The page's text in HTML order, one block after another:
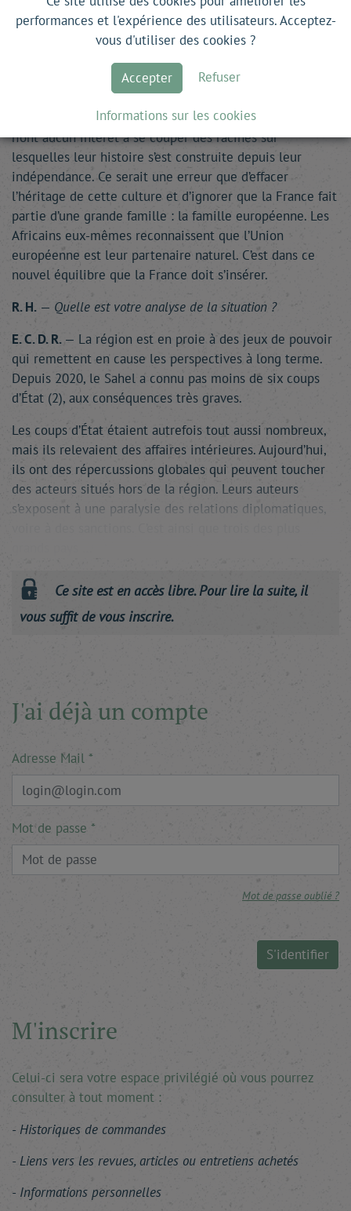
—La France a-t-elle un réel avenir dans le Sahel ?
— Comme je viens de le dire, la coopération n’a
jamais cessé. Des centaines d’ONG françaises sont
encore présentes sur place et continuent de travailler
malgré les difficultés. Ces pays restent imprégnés de
culture française. Il faut leur faire comprendre qu’ils
n’ont aucun intérêt à se couper des racines sur
lesquelles leur histoire s’est construite depuis leur
indépendance. Ce serait une erreur que d’effacer
l’héritage de cette culture et d’ignorer que la France fait
partie d’une grande famille : la famille européenne. Les
Africains eux-mêmes reconnaissent que l’Union
européenne est leur partenaire naturel. C’est dans ce
nouvel équilibre que la France doit s’insérer.
R. H. — Quelle est votre analyse de la situation ?
E. C. D. R. — La région est en proie à des jeux de pouvoir
qui remettent en cause les perspectives à long terme.
Depuis 2020, le Sahel a connu pas moins de six coups
d’État (2), aux conséquences très graves.
Les coups d’État étaient autrefois tout aussi nombreux,
mais ils relevaient des affaires intérieures. Aujourd’hui,
ils ont des répercussions globales qui peuvent toucher
des acteurs situés hors de la région. Leurs auteurs
s’exposent à une paralysie des relations diplomatiques,
Ce site est en accès libre. Pour lire la suite, il
vous suffit de vous inscrire.
J'ai déjà un compte
Adresse Mail
Mot de passe
Mot de passe oublié ?
S'identifier
M'inscrire
Celui-ci sera votre espace privilégié où vous pourrez
consulter à tout moment :
Historiques de commandes
Liens vers les revues, articles ou entretiens achetés
Informations personnelles
performances et l'expérience des utilisateurs. Acceptez-
vous d'utiliser des cookies ?
Accepter Refuser
Informations sur les cookies